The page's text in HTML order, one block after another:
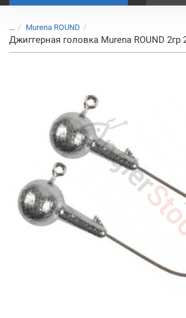
... Murena ROUND
Джиггерная головка Murena ROUND 2гр